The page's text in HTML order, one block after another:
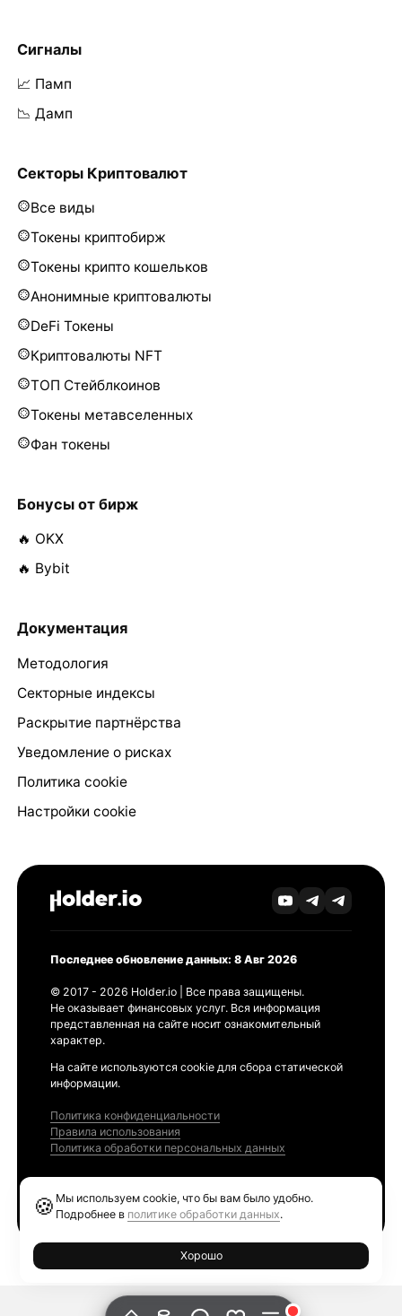
Сигналы
📈 Памп
📉 Дамп
Секторы Криптовалют
Все виды
Токены криптобирж
Токены крипто кошельков
Анонимные криптовалюты
DeFi Токены
Криптовалюты NFT
ТОП Стейблкоинов
Токены метавселенных
Фан токены
Бонусы от бирж
🔥 OKX
🔥 Bybit
Документация
Методология
Секторные индексы
Раскрытие партнёрства
Уведомление о рисках
Политика cookie
Настройки cookie
Последнее обновление данных: 8 Авг 2026
© 2017 - 2026 Holder.io | Все права защищены.
Не оказывает финансовых услуг. Вся информация
представленная на сайте носит ознакомительный
характер.
На сайте используются cookie для сбора статической
информации.
Политика конфиденциальности
Правила использования
Политика обработки персональных данных
🍪 Мы используем cookie, что бы вам было удобно.
Подробнее в политике обработки данных.
Хорошо
Ethereum GAS Tracker